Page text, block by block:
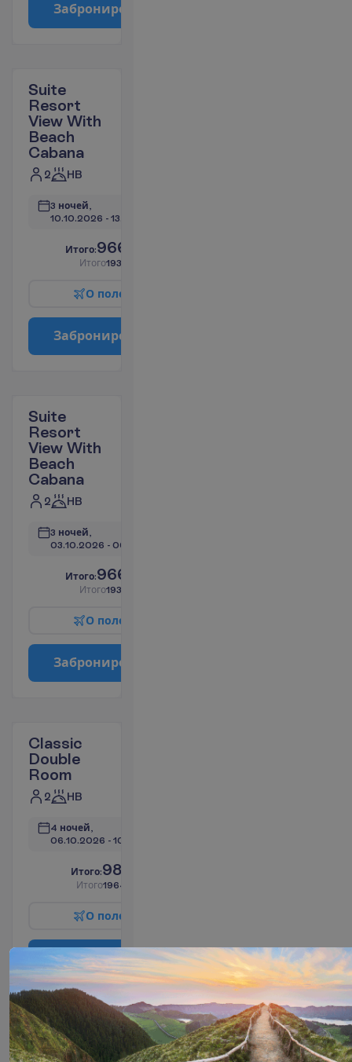
Заброниро
Suite
Resort
View With
Beach
Cabana
2 HB
3 ночей,
10.10.2026 - 13.10.2026
Итого:966.08
Итого1932.16
О поле
Заброниро
Suite
Resort
View With
Beach
Cabana
2 HB
3 ночей,
03.10.2026 - 06.10.2026
Итого:966.08
Итого1932.16
О поле
Заброниро
Classic
Double
Room
2 HB
4 ночей,
06.10.2026 - 10.10.2026
Итого:982.18
Итого1964.36
О поле
Забронировать
Suite
Partial